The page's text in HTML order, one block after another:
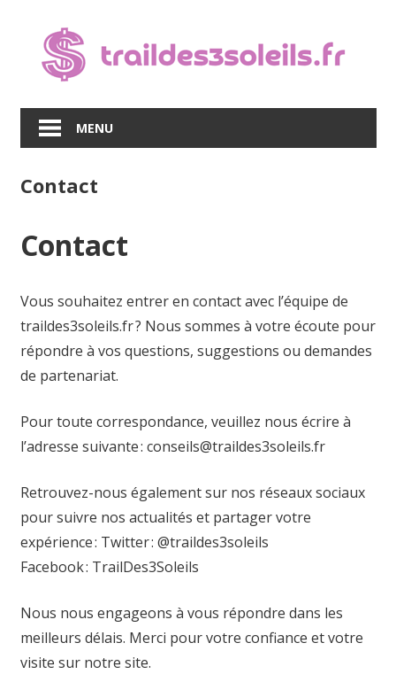
content
MENU
Contact
Contact
Vous souhaitez entrer en contact avec l’équipe de
traildes3soleils.fr ? Nous sommes à votre écoute pour
répondre à vos questions, suggestions ou demandes
de partenariat.
Pour toute correspondance, veuillez nous écrire à
l’adresse suivante : conseils@traildes3soleils.fr
Retrouvez-nous également sur nos réseaux sociaux
pour suivre nos actualités et partager votre
expérience : Twitter : @traildes3soleils
Facebook : TrailDes3Soleils
Nous nous engageons à vous répondre dans les
meilleurs délais. Merci pour votre confiance et votre
visite sur notre site.